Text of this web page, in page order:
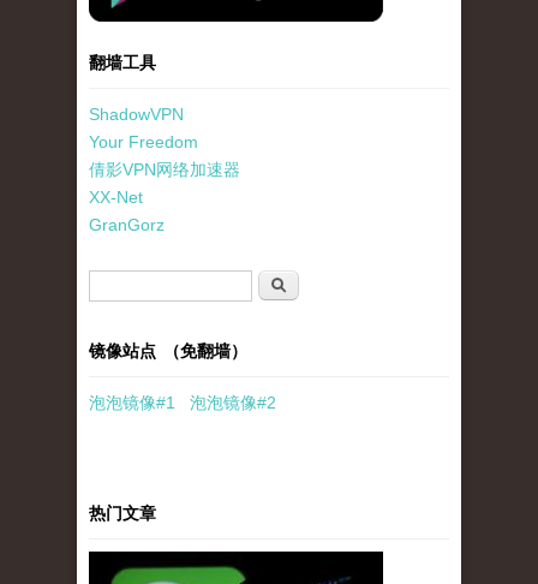
翻墙工具
ShadowVPN
Your Freedom
倩影VPN网络加速器
XX-Net
GranGorz
搜索
镜像站点 （免翻墙）
泡泡镜像#1 泡泡镜像#2
热门文章